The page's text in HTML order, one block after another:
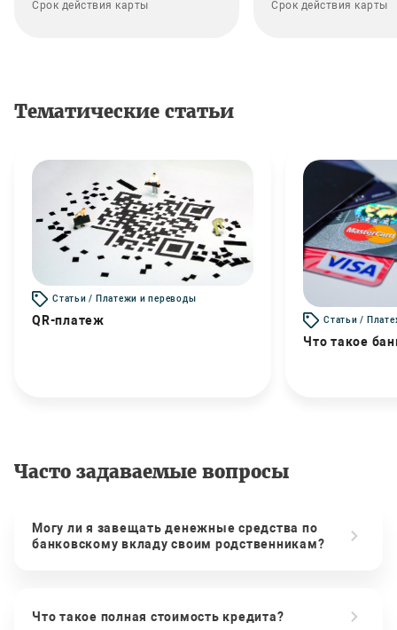
Срок действия карты Срок действия карты
Тематические статьи
Статьи / Платежи и переводы
QR-платеж Статьи /
Что такое
Часто задаваемые вопросы
Могу ли я завещать денежные средства по
банковскому вкладу своим родственникам?
Что такое полная стоимость кредита?